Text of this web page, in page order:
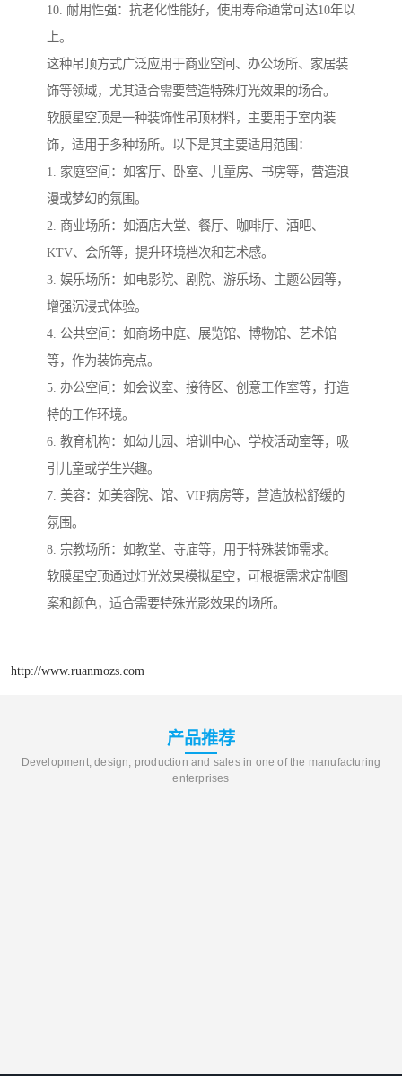
10. 耐用性强：抗老化性能好，使用寿命通常可达10年以
上。
这种吊顶方式广泛应用于商业空间、办公场所、家居装
饰等领域，尤其适合需要营造特殊灯光效果的场合。
软膜星空顶是一种装饰性吊顶材料，主要用于室内装
饰，适用于多种场所。以下是其主要适用范围：
1. 家庭空间：如客厅、卧室、儿童房、书房等，营造浪
漫或梦幻的氛围。
2. 商业场所：如酒店大堂、餐厅、咖啡厅、酒吧、
KTV、会所等，提升环境档次和艺术感。
3. 娱乐场所：如电影院、剧院、游乐场、主题公园等，
增强沉浸式体验。
4. 公共空间：如商场中庭、展览馆、博物馆、艺术馆
等，作为装饰亮点。
5. 办公空间：如会议室、接待区、创意工作室等，打造
特的工作环境。
6. 教育机构：如幼儿园、培训中心、学校活动室等，吸
引儿童或学生兴趣。
7. 美容：如美容院、馆、VIP病房等，营造放松舒缓的
氛围。
8. 宗教场所：如教堂、寺庙等，用于特殊装饰需求。
软膜星空顶通过灯光效果模拟星空，可根据需求定制图
案和颜色，适合需要特殊光影效果的场所。
http://www.ruanmozs.com
产品推荐
Development, design, production and sales in one of the manufacturing
enterprises